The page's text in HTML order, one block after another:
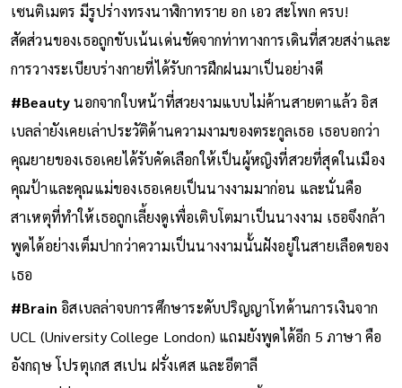
เซนติเมตร มีรูปร่างทรงนาฬิกาทราย อก เอว สะโพก ครบ!
สัดส่วนของเธอถูกขับเน้นเด่นชัดจากท่าทางการเดินที่สวยสง่าและ
การวางระเบียบร่างกายที่ได้รับการฝึกฝนมาเป็นอย่างดี
#Beautyนอกจากใบหน้าที่สวยงามแบบไม่ค้านสายตาแล้ว อิส
เบลล่ายังเคยเล่าประวัติด้านความงามของตระกูลเธอ เธอบอกว่า
คุณยายของเธอเคยได้รับคัดเลือกให้เป็นผู้หญิงที่สวยที่สุดในเมือง
คุณป้าและคุณแม่ของเธอเคยเป็นนางงามมาก่อน และนั่นคือ
สาเหตุที่ทำให้เธอถูกเลี้ยงดูเพื่อเติบโตมาเป็นนางงาม เธอจึงกล้า
พูดได้อย่างเต็มปากว่าความเป็นนางงามนั้นฝังอยู่ในสายเลือดของ
เธอ
#Brain อิสเบลล่าจบการศึกษาระดับปริญญาโทด้านการเงินจาก
UCL (University College London) แถมยังพูดได้อีก 5 ภาษา คือ
อังกฤษ โปรตุเกส สเปน ฝรั่งเศส และอีตาลี